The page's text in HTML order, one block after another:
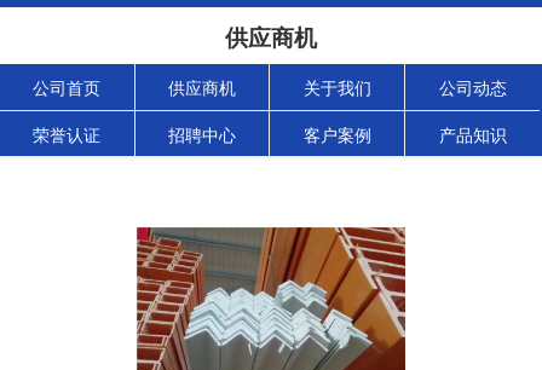
供应商机
公司首页 供应商机 关于我们 公司动态
荣誉认证 招聘中心 客户案例 产品知识